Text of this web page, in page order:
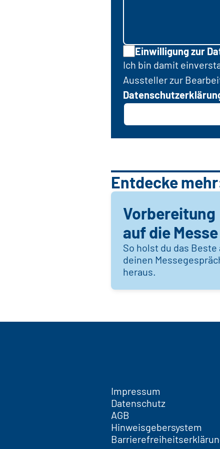
Einwilligung zur
Ich bin damit
Aussteller zur
Entdecke
Vorbereitung
auf die Messe
So holst du das Beste
deinen
heraus.
Impressum
Datenschutz
AGB
Hinweisgebersystem